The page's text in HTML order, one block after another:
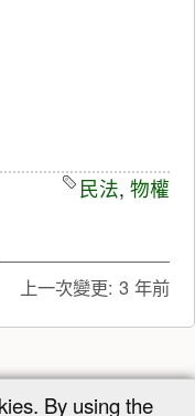
民法, 物權
上一次變更: 3 年前
By using the